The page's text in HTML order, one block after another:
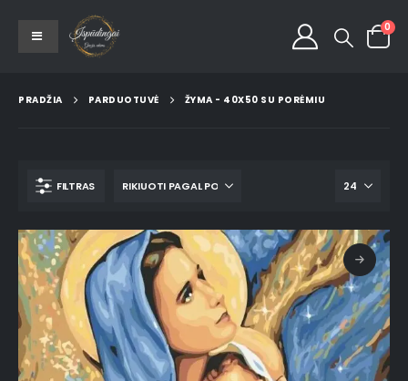
0
PRADŽIA PARDUOTUVĖ ŽYMA - 40X50 SU PORĖMIU
FILTRAS